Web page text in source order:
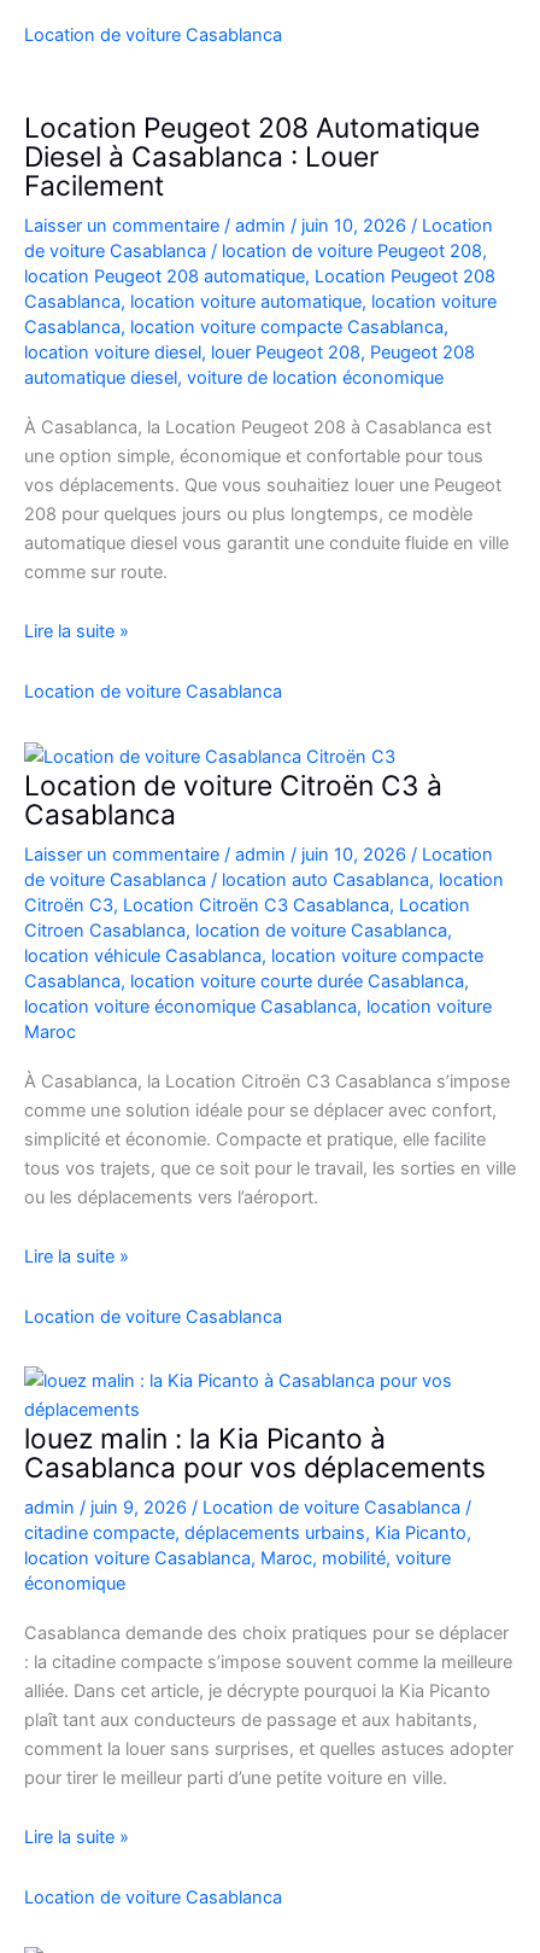
Voiture
5
à
Casablanca
Location de voiture Casablanca
Location Peugeot 208 Automatique
Diesel à Casablanca : Louer
Facilement
Laisser un commentaire / admin / juin 10, 2026 / Location
de voiture Casablanca / location de voiture Peugeot 208,
location Peugeot 208 automatique, Location Peugeot 208
Casablanca, location voiture automatique, location voiture
Casablanca, location voiture compacte Casablanca,
location voiture diesel, louer Peugeot 208, Peugeot 208
automatique diesel, voiture de location économique
À Casablanca, la Location Peugeot 208 à Casablanca est
une option simple, économique et confortable pour tous
vos déplacements. Que vous souhaitiez louer une Peugeot
208 pour quelques jours ou plus longtemps, ce modèle
automatique diesel vous garantit une conduite fluide en ville
comme sur route.
Location
208
Diesel
à
Casablanca
Louer
Facilement
Lire la suite »
Location de voiture Casablanca
Location de voiture Citroën C3 à
Casablanca
Laisser un commentaire / admin / juin 10, 2026 / Location
de voiture Casablanca / location auto Casablanca, location
Citroën C3, Location Citroën C3 Casablanca, Location
Citroen Casablanca, location de voiture Casablanca,
location véhicule Casablanca, location voiture compacte
Casablanca, location voiture courte durée Casablanca,
location voiture économique Casablanca, location voiture
Maroc
À Casablanca, la Location Citroën C3 Casablanca s’impose
comme une solution idéale pour se déplacer avec confort,
simplicité et économie. Compacte et pratique, elle facilite
tous vos trajets, que ce soit pour le travail, les sorties en ville
ou les déplacements vers l’aéroport.
Location
voiture
C3
à
Casablanca
Lire la suite »
Location de voiture Casablanca
louez malin : la Kia Picanto à
Casablanca pour vos déplacements
admin / juin 9, 2026 / Location de voiture Casablanca /
citadine compacte, déplacements urbains, Kia Picanto,
location voiture Casablanca, Maroc, mobilité, voiture
économique
Casablanca demande des choix pratiques pour se déplacer
: la citadine compacte s’impose souvent comme la meilleure
alliée. Dans cet article, je décrypte pourquoi la Kia Picanto
plaît tant aux conducteurs de passage et aux habitants,
comment la louer sans surprises, et quelles astuces adopter
pour tirer le meilleur parti d’une petite voiture en ville.
louez
:
Lire la suite »
Location de voiture Casablanca